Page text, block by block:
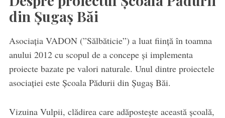
din Șugaș Băi
Asociația VADON (”Sălbăticie”) a luat ființă în toamna
anului 2012 cu scopul de a concepe și implementa
proiecte bazate pe valori naturale. Unul dintre proiectele
asociației este Școala Pădurii din Șugaș Băi.
Vizuina Vulpii, clădirea care adăpostește această școală,